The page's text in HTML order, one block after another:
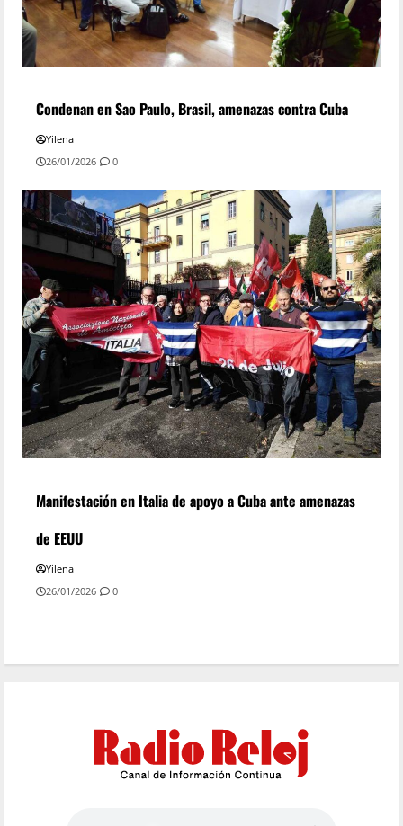
Condenan en Sao Paulo, Brasil, amenazas contra Cuba
Yilena
26/01/2026
0
Manifestación en Italia de apoyo a Cuba ante amenazas
de EEUU
Yilena
26/01/2026
0